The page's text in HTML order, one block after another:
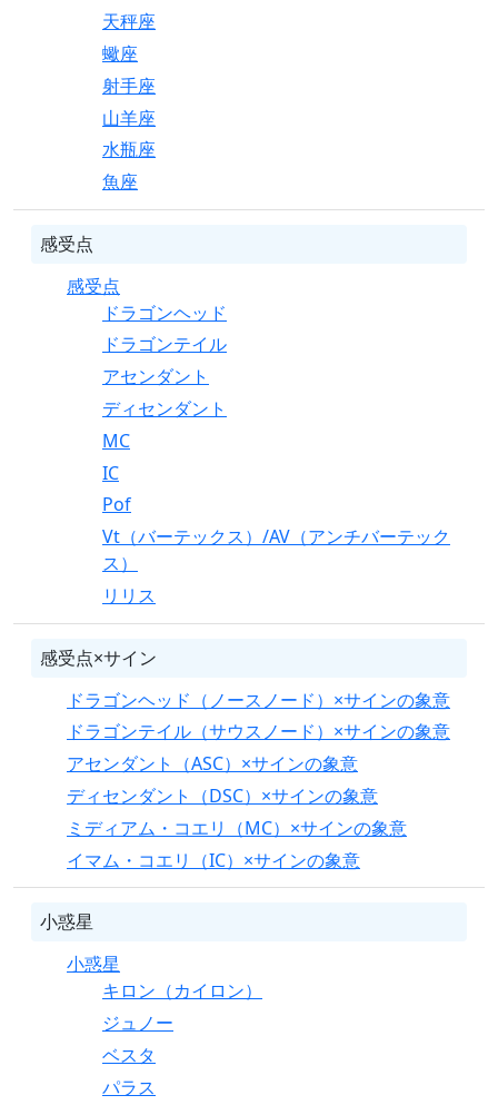
天秤座
蠍座
射手座
山羊座
水瓶座
魚座
感受点
感受点
ドラゴンヘッド
ドラゴンテイル
アセンダント
ディセンダント
MC
IC
Pof
Vt（バーテックス）/AV（アンチバーテック
ス）
リリス
感受点×サイン
ドラゴンヘッド（ノースノード）×サインの象意
ドラゴンテイル（サウスノード）×サインの象意
アセンダント（ASC）×サインの象意
ディセンダント（DSC）×サインの象意
ミディアム・コエリ（MC）×サインの象意
イマム・コエリ（IC）×サインの象意
小惑星
小惑星
キロン（カイロン）
ジュノー
ベスタ
パラス